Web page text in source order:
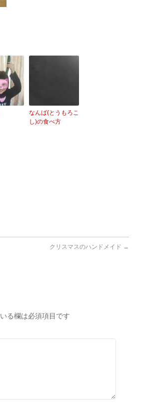
なんば(とうもろこ
し)の食べ方
クリスマスのハンドメイド →
る欄は必須項目です